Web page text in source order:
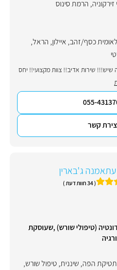
, הרמת סינוס
לאומית כסף/זהב, איילון, הראל,
שירות אדיב!! צוות מקצועי!! יחס
055-
קשר
ג'בארין
( 34 חוות דעת )
(טיפולי שורש) ,שעוסקת
הפה, שיננית, טיפול שורש,